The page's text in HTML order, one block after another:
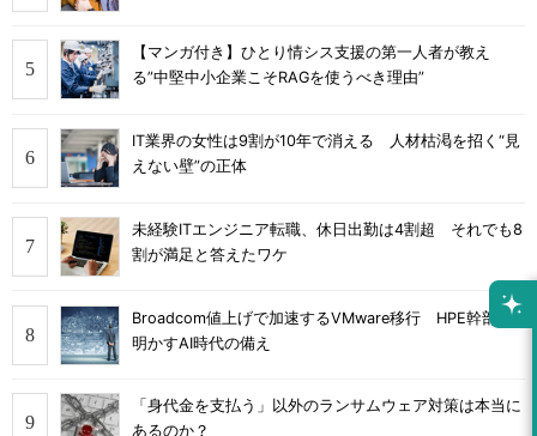
【マンガ付き】ひとり情シス支援の第一人者が教え
る”中堅中小企業こそRAGを使うべき理由”
IT業界の女性は9割が10年で消える 人材枯渇を招く“見
えない壁”の正体
未経験ITエンジニア転職、休日出勤は4割超 それでも8
割が満足と答えたワケ
Broadcom値上げで加速するVMware移行 HPE幹部が
明かすAI時代の備え
「身代金を支払う」以外のランサムウェア対策は本当に
あるのか？